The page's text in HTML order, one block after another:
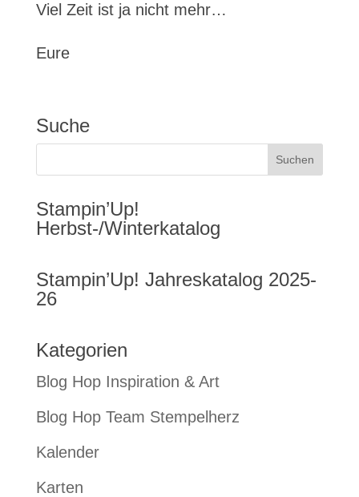
Viel Zeit ist ja nicht mehr…
Eure
Suche
Stampin’Up!
Herbst-/Winterkatalog
Stampin’Up! Jahreskatalog 2025-
26
Kategorien
Blog Hop Inspiration & Art
Blog Hop Team Stempelherz
Kalender
Karten